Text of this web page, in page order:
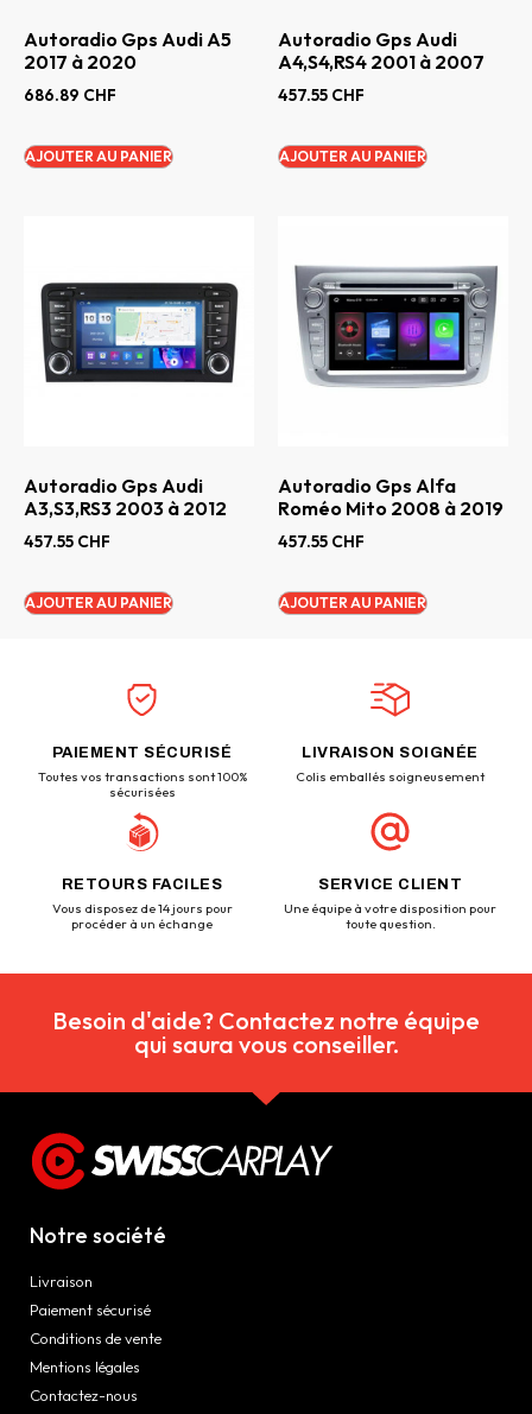
Autoradio Gps Audi A5
2017 à 2020
686.89 CHF
AJOUTER AU PANIER
Autoradio Gps Audi
A4,S4,RS4 2001 à 2007
457.55 CHF
AJOUTER AU PANIER
Autoradio Gps Audi
A3,S3,RS3 2003 à 2012
457.55 CHF
AJOUTER AU PANIER
Autoradio Gps Alfa
Roméo Mito 2008 à 2019
457.55 CHF
AJOUTER AU PANIER
PAIEMENT SÉCURISÉ
Toutes vos transactions sont 100%
sécurisées
LIVRAISON SOIGNÉE
Colis emballés soigneusement
RETOURS FACILES
Vous disposez de 14 jours pour
procéder à un échange
SERVICE CLIENT
Une équipe à votre disposition pour
toute question.
Besoin d'aide? Contactez notre équipe
qui saura vous conseiller.
Notre société
Livraison
Paiement sécurisé
Conditions de vente
Mentions légales
Contactez-nous